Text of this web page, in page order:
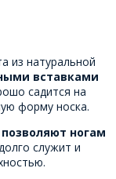
из натуральной
вставками
садится на
форму носка.
позволяют ногам
служит и